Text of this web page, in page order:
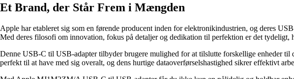
Et Brand, der Står Frem i Mængden
Apple har etableret sig som en førende producent inden for elektronikindustrien, og deres
Med deres filosofi om innovation, fokus på detaljer og dedikation til perfektion er det
Denne USB-C til USB-adapter tilbyder brugere mulighed for at tilslutte forskellige enheder
perfekt til at have med sig overalt, og dens hurtige dataoverførselshastighed sikrer effektivt